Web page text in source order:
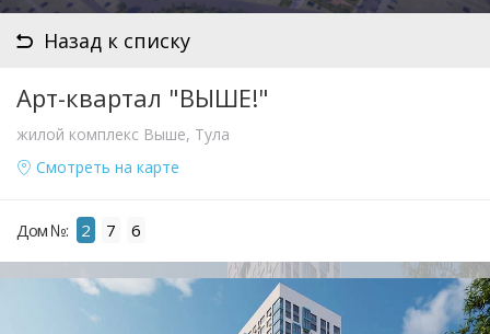
Назад к списку
Арт-квартал "ВЫШЕ!"
жилой комплекс Выше, Тула
Смотреть на карте
Дом №: 2 7 6